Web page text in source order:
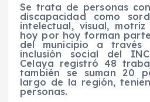
Se trata de personas
discapacidad como
intelectual, visual,
hoy por hoy forman
del municipio a través
inclusión social del
Celaya registró 48
también se suman 20
largo de la región,
personas.